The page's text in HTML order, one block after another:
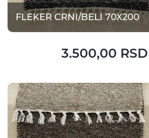
FLEKER CRNI/BELI 70X200
3.500,00 RSD